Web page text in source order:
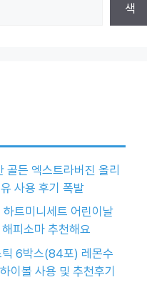
색
골든 엑스트라버진 올리
사용 후기 폭발
트미니세트 어린이날
피소마 추천해요
틱 6박스(84포) 레몬수
이볼 사용 및 추천후기